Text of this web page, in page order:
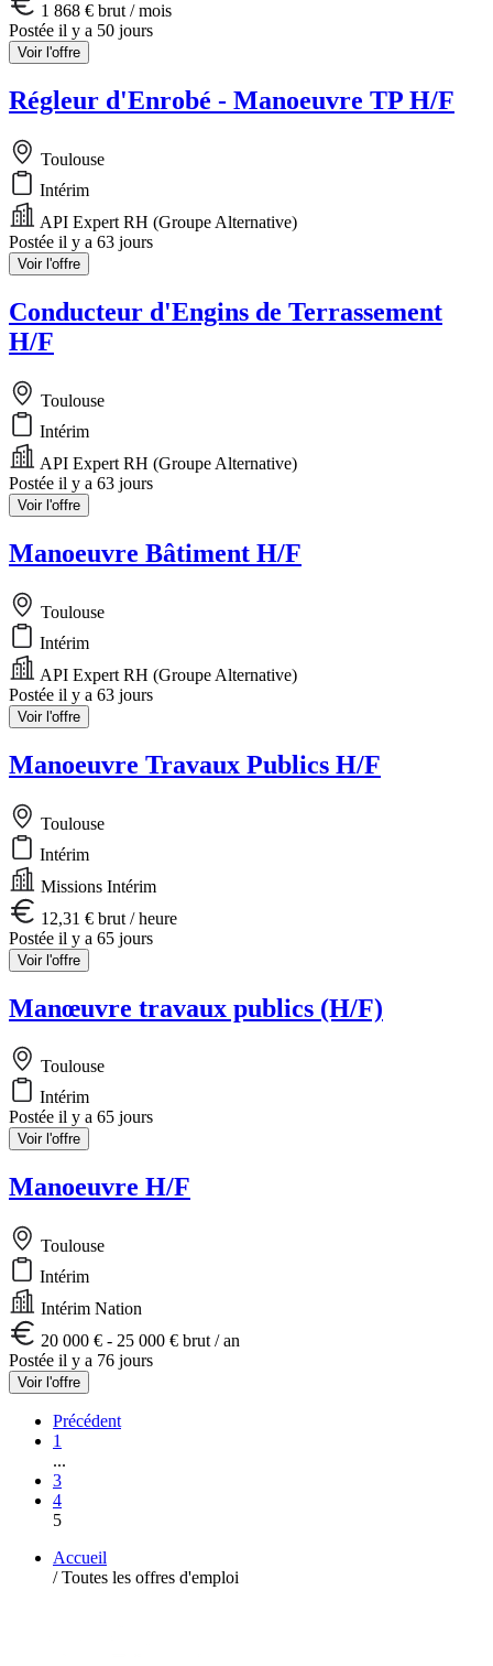
1 868 € brut / mois
Postée il y a 50 jours
Voir l'offre
Régleur d'Enrobé - Manoeuvre TP H/F
Toulouse
Intérim
API Expert RH (Groupe Alternative)
Postée il y a 63 jours
Voir l'offre
Conducteur d'Engins de Terrassement
H/F
Toulouse
Intérim
API Expert RH (Groupe Alternative)
Postée il y a 63 jours
Voir l'offre
Manoeuvre Bâtiment H/F
Toulouse
Intérim
API Expert RH (Groupe Alternative)
Postée il y a 63 jours
Voir l'offre
Manoeuvre Travaux Publics H/F
Toulouse
Intérim
Missions Intérim
12,31 € brut / heure
Postée il y a 65 jours
Voir l'offre
Manœuvre travaux publics (H/F)
Toulouse
Intérim
Postée il y a 65 jours
Voir l'offre
Manoeuvre H/F
Toulouse
Intérim
Intérim Nation
20 000 € - 25 000 € brut / an
Postée il y a 76 jours
Voir l'offre
Précédent
1
...
3
4
5
Accueil
/ Toutes les offres d'emploi